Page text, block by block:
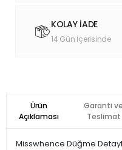
KOLAY İADE
14 Gün İçerisinde
Ürün
Açıklaması
Garanti ve
Teslimat
Misswhence Düğme